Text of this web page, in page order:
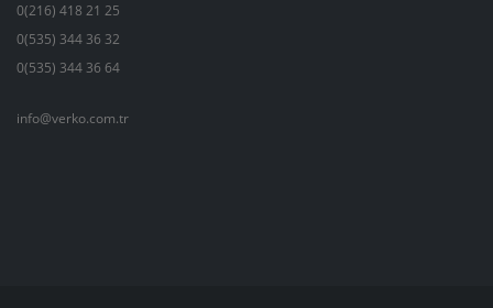
0(216) 418 21 25
0(535) 344 36 32
0(535) 344 36 64
info@verko.com.tr